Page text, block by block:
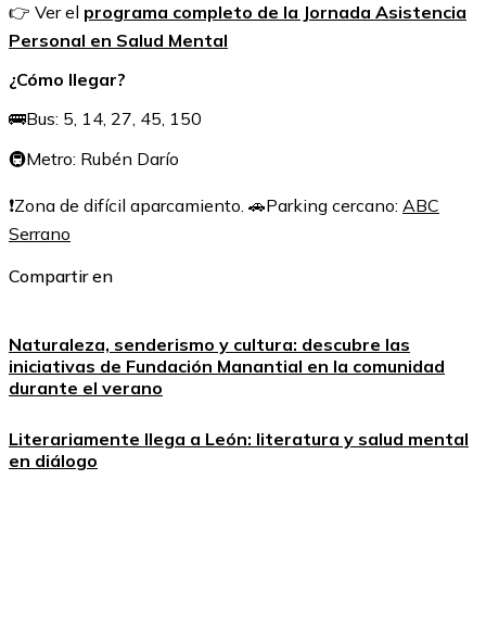
👉 Ver el programa completo de la Jornada Asistencia
Personal en Salud Mental
¿Cómo llegar?
🚌Bus: 5, 14, 27, 45, 150
🚇Metro: Rubén Darío
❗Zona de difícil aparcamiento. 🚗Parking cercano: ABC
Serrano
Compartir en
Naturaleza, senderismo y cultura: descubre las
iniciativas de Fundación Manantial en la comunidad
durante el verano
Literariamente llega a León: literatura y salud mental
en diálogo